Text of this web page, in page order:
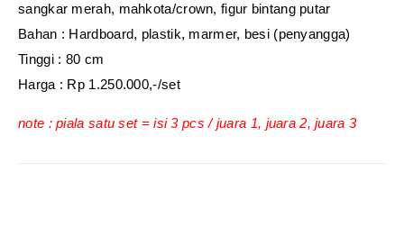
sangkar merah, mahkota/crown, figur bintang putar
Bahan : Hardboard, plastik, marmer, besi (penyangga)
Tinggi : 80 cm
Harga : Rp 1.250.000,-/set
note : piala satu set = isi 3 pcs / juara 1, juara 2, juara 3